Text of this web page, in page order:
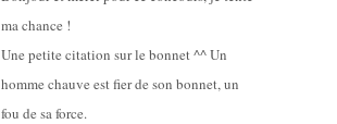
ma chance !
Une petite citation sur le bonnet ^^ Un
homme chauve est fier de son bonnet, un
fou de sa force.